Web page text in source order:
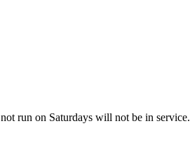
run on Saturdays will not be in service.